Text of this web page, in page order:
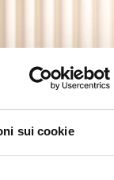
sui cookie